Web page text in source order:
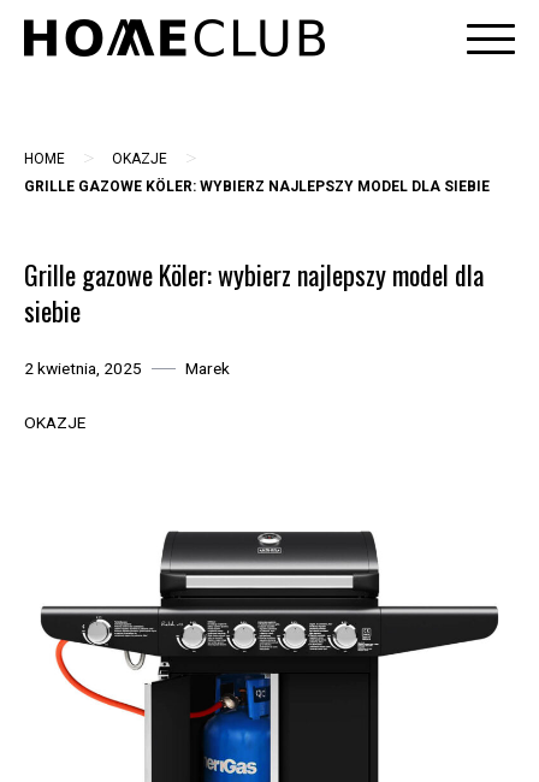
Skip
HOME > OKAZJE >
GRILLE GAZOWE KÖLER: WYBIERZ NAJLEPSZY MODEL DLA SIEBIE
Grille gazowe Köler: wybierz najlepszy model dla
siebie
2 kwietnia, 2025 Marek
OKAZJE